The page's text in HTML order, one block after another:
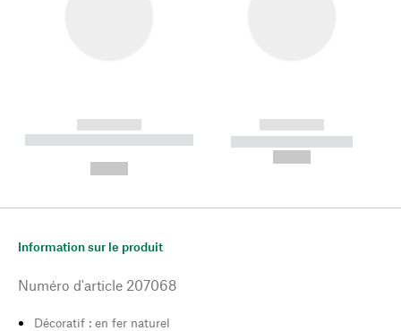
------------
----------- ----------- --------
------------
----------- -----------
Information sur le produit
Numéro d'article 207068
Décoratif : en fer naturel